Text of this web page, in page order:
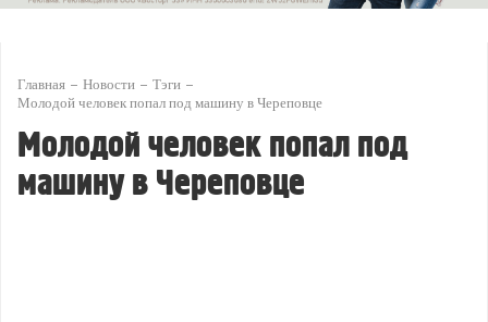
Главная Новости
Тэги
Молодой человек попал под машину в Череповце
Молодой человек попал под
машину в Череповце